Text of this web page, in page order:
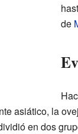
de
asiático, la
en dos